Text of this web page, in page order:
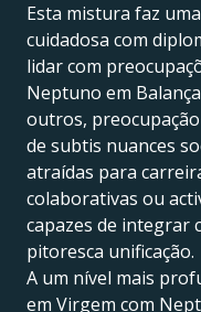
Esta mistura faz
cuidadosa com
lidar com
Neptuno em
outros, preocupação
de subtis nuances
atraídas para
colaborativas ou
capazes de integrar
pitoresca unificação.
A um nível mais
em Virgem com